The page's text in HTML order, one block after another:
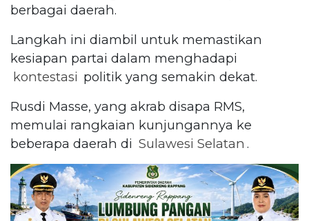
berbagai daerah.
Langkah ini diambil untuk memastikan
kesiapan partai dalam menghadapi
kontestasi politik yang semakin dekat.
Rusdi Masse, yang akrab disapa RMS,
memulai rangkaian kunjungannya ke
beberapa daerah di Sulawesi Selatan .